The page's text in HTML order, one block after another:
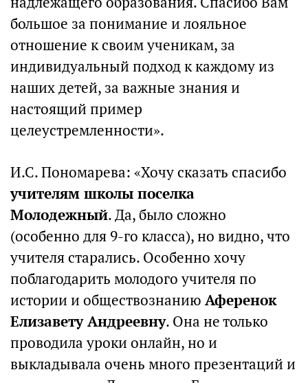
большое за понимание и лояльное
отношение к своим ученикам, за
индивидуальный подход к каждому из
наших детей, за важные знания и
настоящий пример
целеустремленности».
И.С. Пономарева: «Хочу сказать спасибо
учителям школы поселка
Молодежный. Да, было сложно
(особенно для 9-го класса), но видно, что
учителя старались. Особенно хочу
поблагодарить молодого учителя по
истории и обществознанию Аференок
Елизавету Андреевну. Она не только
проводила уроки онлайн, но и
выкладывала очень много презентаций и